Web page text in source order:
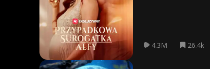
4.3M 26.4k